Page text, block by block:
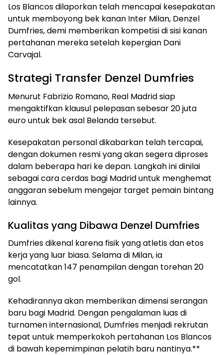
Los Blancos dilaporkan telah mencapai kesepakatan
untuk memboyong bek kanan Inter Milan, Denzel
Dumfries, demi memberikan kompetisi di sisi kanan
pertahanan mereka setelah kepergian Dani
Carvajal.
Strategi Transfer Denzel Dumfries
Menurut Fabrizio Romano, Real Madrid siap
mengaktifkan klausul pelepasan sebesar 20 juta
euro untuk bek asal Belanda tersebut.
Kesepakatan personal dikabarkan telah tercapai,
dengan dokumen resmi yang akan segera diproses
dalam beberapa hari ke depan. Langkah ini dinilai
sebagai cara cerdas bagi Madrid untuk menghemat
anggaran sebelum mengejar target pemain bintang
lainnya.
Kualitas yang Dibawa Denzel Dumfries
Dumfries dikenal karena fisik yang atletis dan etos
kerja yang luar biasa. Selama di Milan, ia
mencatatkan 147 penampilan dengan torehan 20
gol.
Kehadirannya akan memberikan dimensi serangan
baru bagi Madrid. Dengan pengalaman luas di
turnamen internasional, Dumfries menjadi rekrutan
tepat untuk memperkokoh pertahanan Los Blancos
di bawah kepemimpinan pelatih baru nantinya.**